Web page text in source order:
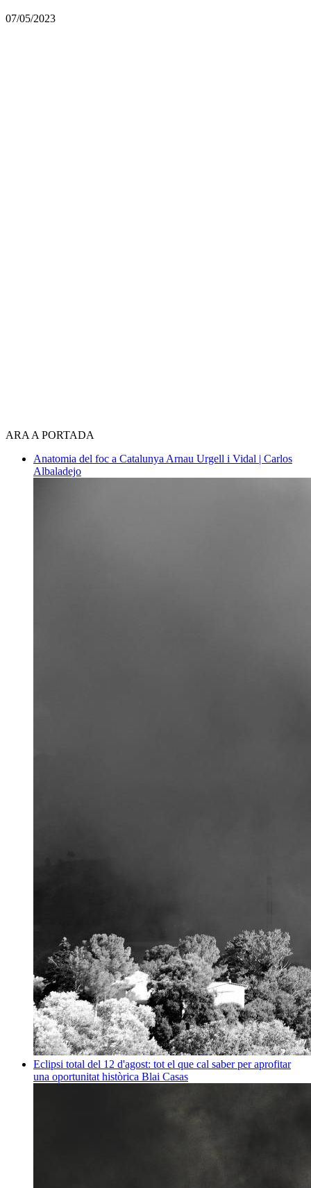
07/05/2023
ARA A PORTADA
Anatomia del foc a Catalunya Arnau Urgell i Vidal | Carlos
Albaladejo
Eclipsi total del 12 d'agost: tot el que cal saber per aprofitar
una oportunitat històrica Blai Casas